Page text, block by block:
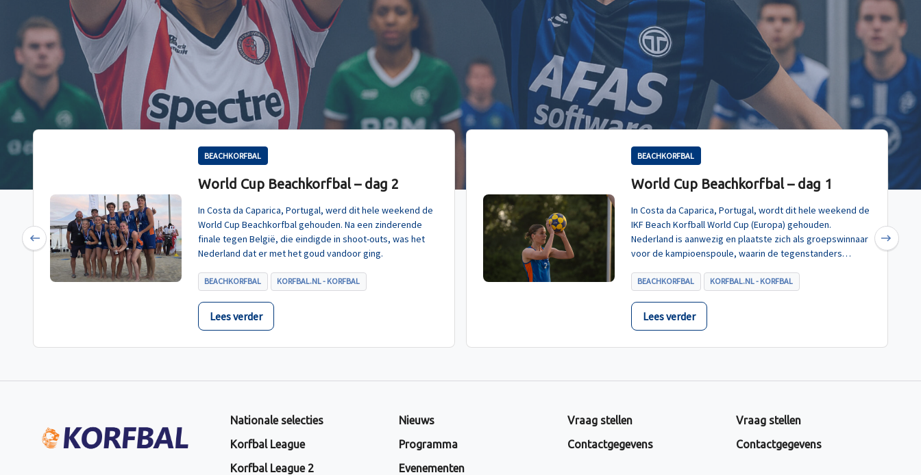
BEACHKORFBAL
World Cup Beachkorfbal – dag 2
In Costa da Caparica, Portugal, werd dit hele weekend de
World Cup Beachkorfbal gehouden. Na een zinderende
finale tegen België, die eindigde in shoot-outs, was het
Nederland dat er met het goud vandoor ging.
BEACHKORFBAL KORFBAL.NL - KORFBAL
Lees verder
BEACHKORFBAL
World Cup Beachkorfbal – dag 1
In Costa da Caparica, Portugal, wordt dit hele weekend de
IKF Beach Korfball World Cup (Europa) gehouden.
Nederland is aanwezig en plaatste zich als groepswinnaar
voor de kampioenspoule, waarin de tegenstanders
BEACHKORFBAL KORFBAL.NL - KORFBAL
Lees verder
Previous Next
Nationale selecties
Korfbal League
Korfbal League 2
Nieuws
Programma
Evenementen
Vraag stellen
Contactgegevens
Vraag stellen
Contactgegevens